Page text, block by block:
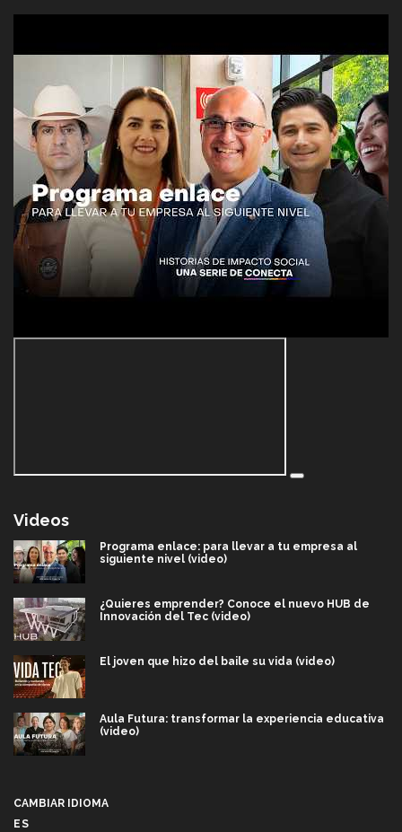
Videos
Programa enlace: para llevar a tu empresa al
siguiente nivel (video)
¿Quieres emprender? Conoce el nuevo HUB de
Innovación del Tec (video)
El joven que hizo del baile su vida (video)
Aula Futura: transformar la experiencia educativa
(video)
CAMBIAR IDIOMA
ES